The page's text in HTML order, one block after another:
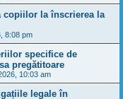
copiilor la înscrierea la
8:08 pm
specifice de
pregătitoare
10:03 am
legale în